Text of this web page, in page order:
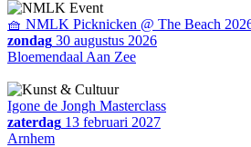
🧺 NMLK Picknicken @ The Beach
zondag 30 augustus 2026
Bloemendaal Aan Zee
Igone de Jongh Masterclass
zaterdag 13 februari 2027
Arnhem